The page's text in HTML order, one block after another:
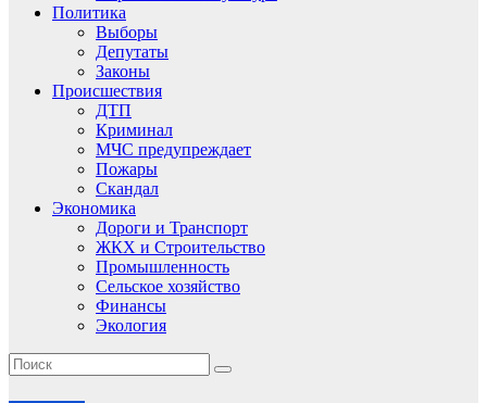
Политика
Выборы
Депутаты
Законы
Происшествия
ДТП
Криминал
МЧС предупреждает
Пожары
Скандал
Экономика
Дороги и Транспорт
ЖКХ и Строительство
Промышленность
Сельское хозяйство
Финансы
Экология